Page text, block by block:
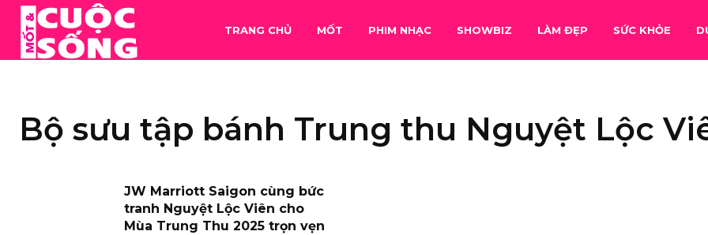
TRANG CHỦ MỐT PHIM NHẠC SHOWBIZ LÀM ĐẸP SỨC KHỎE
Bộ sưu tập bánh Trung thu Nguyệt Lộc
JW Marriott Saigon cùng bức
tranh Nguyệt Lộc Viên cho
Mùa Trung Thu 2025 trọn vẹn